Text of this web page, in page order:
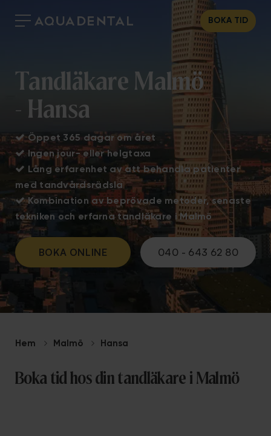
BOKA TID
Tandläkare Malmö
- Hansa
Öppet 365 dagar om året
 Ingen jour- eller helgtaxa
 Lång erfarenhet av att behandla patienter
med tandvårdsrädsla
 Kombination av beprövade metoder, senaste
tekniken och erfarna tandläkare i Malmö
BOKA ONLINE 040 - 643 62 80
Hem Malmö Hansa
Boka tid hos din tandläkare i Malmö